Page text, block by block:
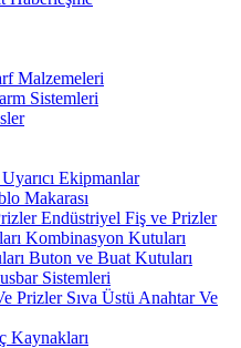
Malzemeleri
Sistemleri
Ekipmanlar
Makarası
Endüstriyel Fiş ve Prizler
Kombinasyon Kutuları
Buton ve Buat Kutuları
Sistemleri
Sıva Üstü Anahtar Ve
Kaynakları